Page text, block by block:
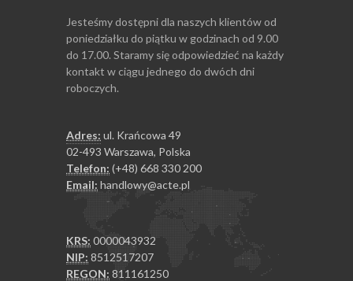
Jesteśmy dostępni dla naszych klientów od
poniedziałku do piątku w godzinach od 9.00
do 17.00. Staramy się odpowiedzieć na każdy
kontakt w ciągu jednego do dwóch dni
roboczych.
Adres: ul. Krańcowa 49
02-493 Warszawa, Polska
Telefon: (+48) 668 330 200
Email: handlowy@acte.pl
KRS: 0000043932
NIP: 8512517207
REGON: 811161250